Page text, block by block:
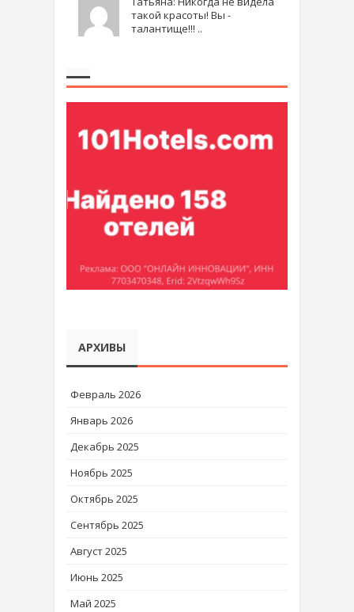
такой красоты! Вы -
талантище!!! ..
АРХИВЫ
Февраль 2026
Январь 2026
Декабрь 2025
Ноябрь 2025
Октябрь 2025
Сентябрь 2025
Август 2025
Июнь 2025
Май 2025